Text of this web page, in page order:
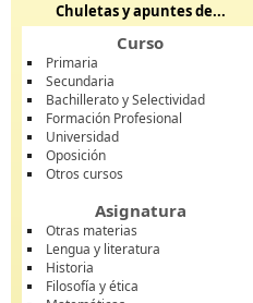
Chuletas y apuntes de...
Curso
Primaria
Secundaria
Bachillerato y Selectividad
Formación Profesional
Universidad
Oposición
Otros cursos
Asignatura
Otras materias
Lengua y literatura
Historia
Filosofía y ética